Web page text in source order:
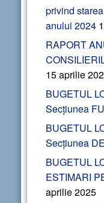
privind
anului 2024
RAPORT
15 aprilie
BUGETUL
Secțiunea
BUGETUL
Secțiunea
BUGETUL
ESTIMARI
aprilie 2025